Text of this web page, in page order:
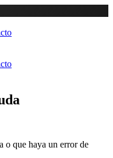
o que haya un error de